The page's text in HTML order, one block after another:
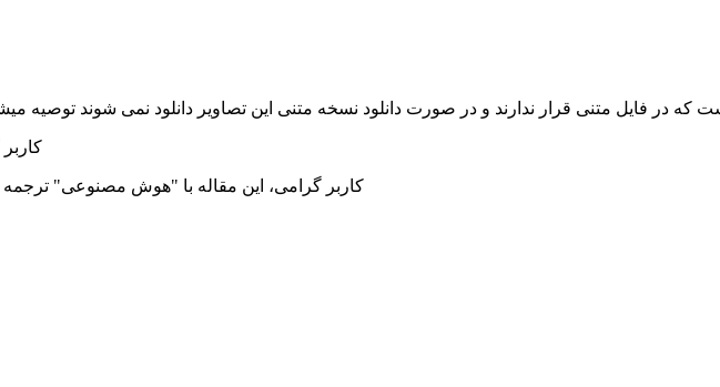
که در فایل متنی قرار ندارند و در صورت دانلود نسخه متنی این تصاویر دانلود نمی شوند توصیه
کاربر گرامی، این مقاله با "هوش مصنوعی" ترجمه